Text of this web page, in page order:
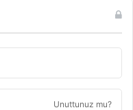
Unuttunuz mu?